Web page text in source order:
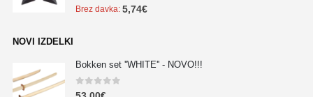
Brez davka: 5,74€
NOVI IZDELKI
Bokken set ''WHITE'' - NOVO!!!
0out of 5